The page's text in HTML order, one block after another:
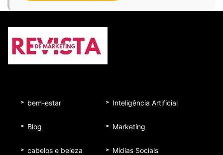
bem-estar
Blog
cabelos e beleza
Inteligência Artificial
Marketing
Mídias Sociais